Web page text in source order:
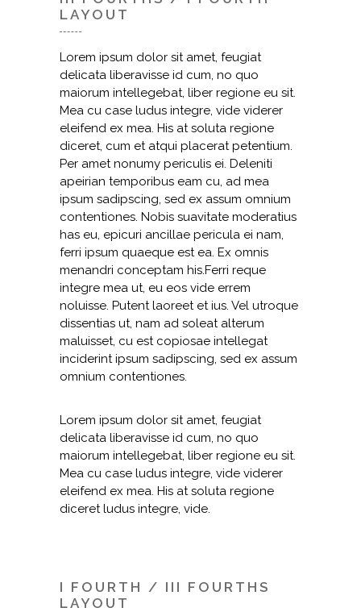
LAYOUT
Lorem ipsum dolor sit amet, feugiat
delicata liberavisse id cum, no quo
maiorum intellegebat, liber regione eu sit.
Mea cu case ludus integre, vide viderer
eleifend ex mea. His at soluta regione
diceret, cum et atqui placerat petentium.
Per amet nonumy periculis ei. Deleniti
apeirian temporibus eam cu, ad mea
ipsum sadipscing, sed ex assum omnium
contentiones. Nobis suavitate moderatius
has eu, epicuri ancillae pericula ei nam,
ferri ipsum quaeque est ea. Ex omnis
menandri conceptam his.Ferri reque
integre mea ut, eu eos vide errem
noluisse. Putent laoreet et ius. Vel utroque
dissentias ut, nam ad soleat alterum
maluisset, cu est copiosae intellegat
inciderint ipsum sadipscing, sed ex assum
omnium contentiones.
Lorem ipsum dolor sit amet, feugiat
delicata liberavisse id cum, no quo
maiorum intellegebat, liber regione eu sit.
Mea cu case ludus integre, vide viderer
eleifend ex mea. His at soluta regione
diceret ludus integre, vide.
I FOURTH / III FOURTHS
LAYOUT